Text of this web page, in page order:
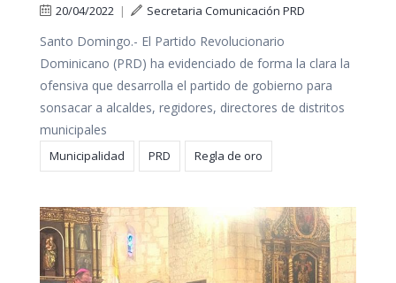
20/04/2022 | Secretaria Comunicación PRD
Santo Domingo.- El Partido Revolucionario
Dominicano (PRD) ha evidenciado de forma la clara la
ofensiva que desarrolla el partido de gobierno para
sonsacar a alcaldes, regidores, directores de distritos
municipales
Municipalidad PRD Regla de oro